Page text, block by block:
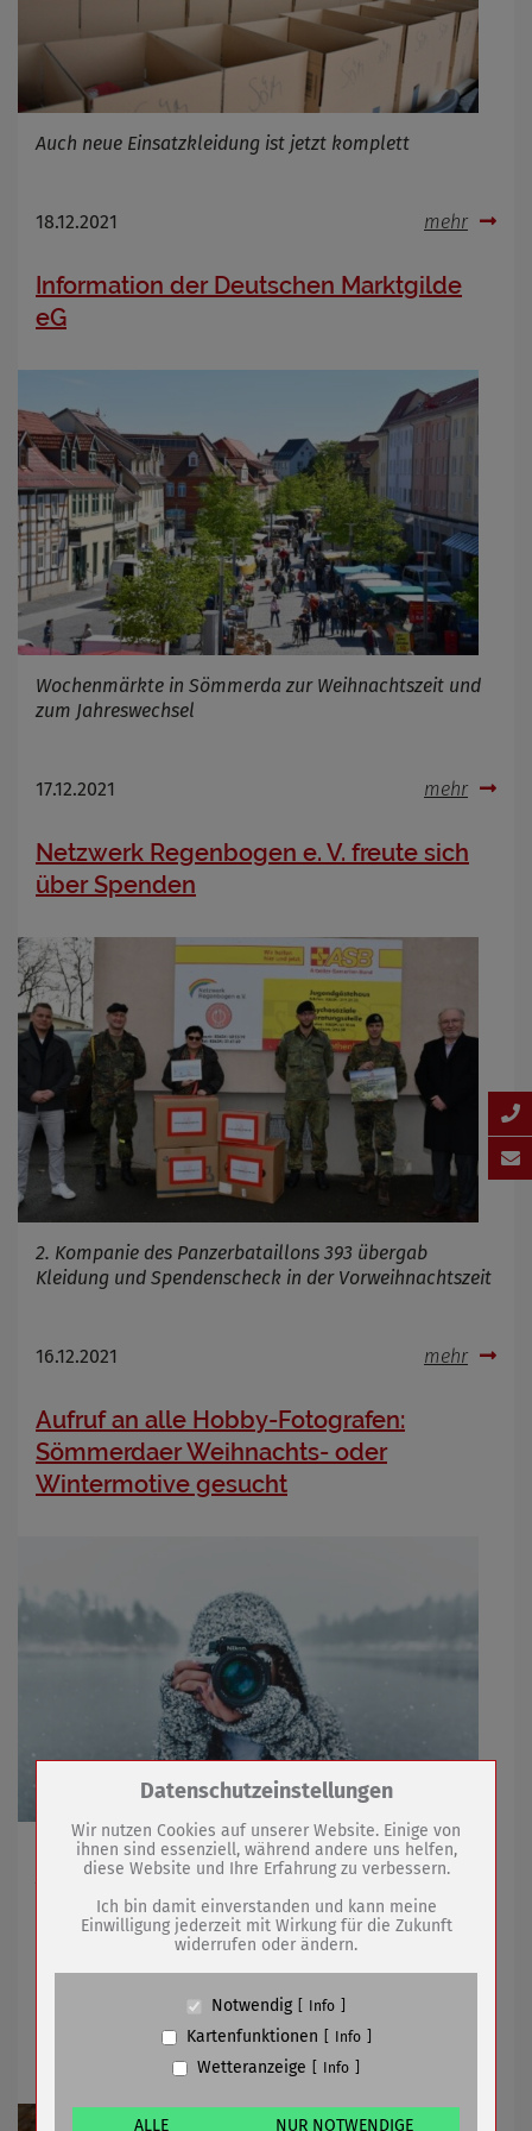
Auch neue Einsatzkleidung ist jetzt komplett
18.12.2021 mehr
Information der Deutschen Marktgilde
eG
Wochenmärkte in Sömmerda zur Weihnachtszeit und
zum Jahreswechsel
17.12.2021 mehr
Netzwerk Regenbogen e. V. freute sich
über Spenden
2. Kompanie des Panzerbataillons 393 übergab
Kleidung und Spendenscheck in der Vorweihnachtszeit
16.12.2021 mehr
Aufruf an alle Hobby-Fotografen:
Sömmerdaer Weihnachts- oder
Wintermotive gesucht
Gewinner-Foto wird Adventskalender 2022 der Stadt
zieren
Vorweihnachtliche Überraschung
Zum Betrieb der Seite notwendige Cookies /
Name
PHP Session Cookie
Anbieter
Eigentümer dieser Website (Wenko-
Wenselaar GmbH & Co. KG)
Absicherung Kontaktformular / SPAM
Cookiespeicherung Entscheidungscookie
Anbieter
Eigentümer dieser Website (Wenko-
Wenselaar GmbH & Co. KG)
Datenschutzeinstellungen
Wir nutzen Cookies auf unserer Website. Einige von
ihnen sind essenziell, während andere uns helfen,
diese Website und Ihre Erfahrung zu verbessern.
Ich bin damit einverstanden und kann meine
Einwilligung jederzeit mit Wirkung für die Zukunft
widerrufen oder ändern.
Notwendig Info
Kartenfunktionen Info
Wetteranzeige Info
ALLE
NUR NOTWENDIGE